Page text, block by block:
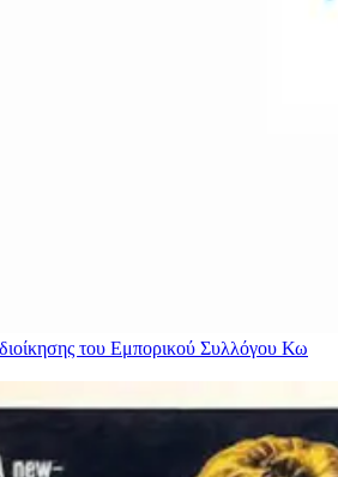
του Εμπορικού Συλλόγου Κω